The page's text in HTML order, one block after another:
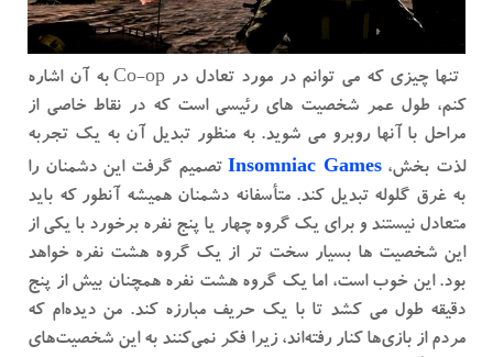
تنها چیزی که می توانم در مورد تعادل در Co-op به آن اشاره
کنم، طول عمر شخصیت های رئیسی است که در نقاط خاصی از
مراحل با آنها روبرو می شوید. به منظور تبدیل آن به یک تجربه
لذت بخش،Insomniac Gamesتصمیم گرفت این دشمنان را
به غرق گلوله تبدیل کند. متأسفانه دشمنان همیشه آنطور که باید
متعادل نیستند و برای یک گروه چهار یا پنج نفره برخورد با یکی از
این شخصیت ها بسیار سخت تر از یک گروه هشت نفره خواهد
بود. این خوب است، اما یک گروه هشت نفره همچنان بیش از پنج
دقیقه طول می کشد تا با یک حریف مبارزه کند. من دیده‌ام که
مردم از بازی‌ها کنار رفته‌اند، زیرا فکر نمی‌کنند به این شخصیت‌های